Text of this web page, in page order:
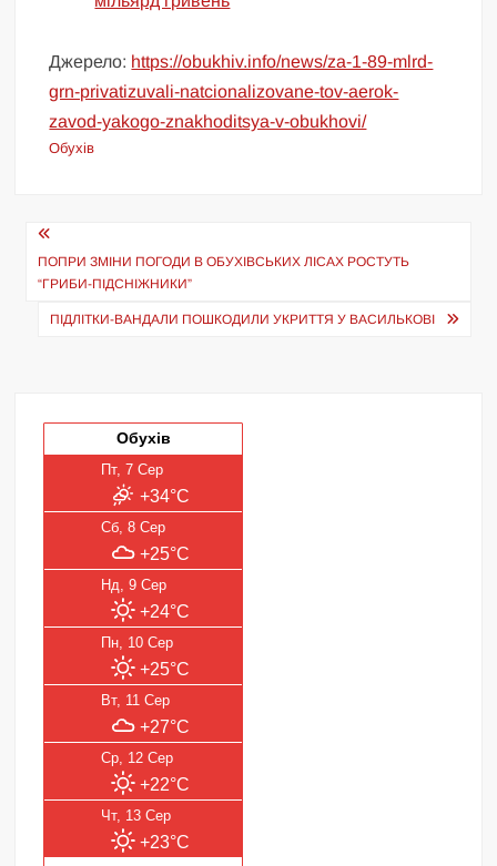
Джерело: https://obukhiv.info/news/za-1-89-mlrd-
grn-privatizuvali-natcionalizovane-tov-aerok-
zavod-yakogo-znakhoditsya-v-obukhovi/
Обухів
Навігація
записів
ПОПРИ ЗМІНИ ПОГОДИ В ОБУХІВСЬКИХ ЛІСАХ РОСТУТЬ
“ГРИБИ-ПІДСНІЖНИКИ”
ПІДЛІТКИ-ВАНДАЛИ ПОШКОДИЛИ УКРИТТЯ У ВАСИЛЬКОВІ
Обухів
Пт, 7 Сер
+34°C
Сб, 8 Сер
+25°C
Нд, 9 Сер
+24°C
Пн, 10 Сер
+25°C
Вт, 11 Сер
+27°C
Ср, 12 Сер
+22°C
Чт, 13 Сер
+23°C